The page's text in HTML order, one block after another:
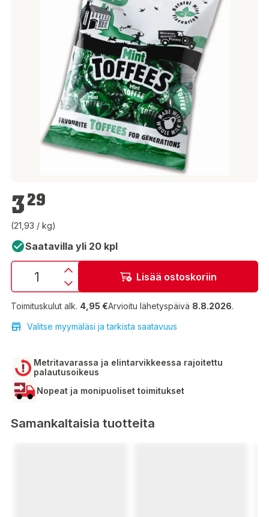
3,29 €
329
(21,93 / kg)
Saatavilla yli 20 kpl
Lisää ostoskoriin
Toimituskulut alk. 4,95 €Arvioitu lähetyspäivä 8.8.2026.
Valitse myymäläsi ja tarkista saatavuus
Metritavarassa ja elintarvikkeessa rajoitettu
palautusoikeus
Nopeat ja monipuoliset toimitukset
Samankaltaisia tuotteita